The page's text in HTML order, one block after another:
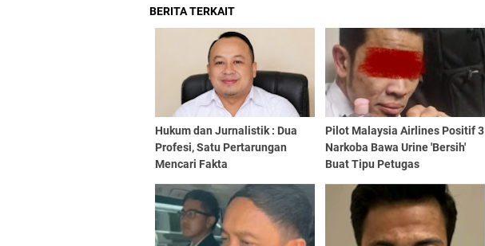
BERITA TERKAIT
Hukum dan Jurnalistik : Dua
Profesi, Satu Pertarungan
Mencari Fakta
Pilot Malaysia Airlines Positif 3
Narkoba Bawa Urine 'Bersih'
Buat Tipu Petugas